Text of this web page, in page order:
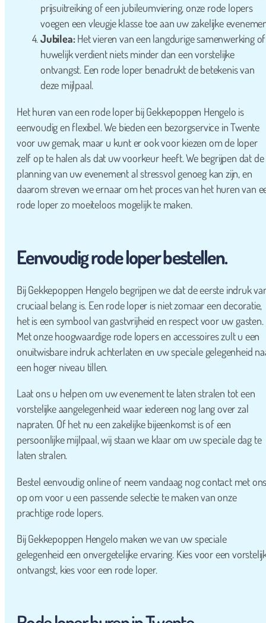
prijsuitreiking of een jubileumviering, onze rode lopers
voegen een vleugje klasse toe aan uw zakelijke
Jubilea:Het vieren van een langdurige samenwerking of
huwelijk verdient niets minder dan een vorstelijke
ontvangst. Een rode loper benadrukt de betekenis van
deze mijlpaal.
Het huren van een rode loper bij Gekkepoppen Hengelo is
eenvoudig en flexibel. We bieden een bezorgservice in Twente
voor uw gemak, maar u kunt er ook voor kiezen om de loper
zelf op te halen als dat uw voorkeur heeft. We begrijpen dat de
planning van uw evenement al stressvol genoeg kan zijn, en
daarom streven we ernaar om het proces van het huren van
rode loper zo moeiteloos mogelijk te maken.
Eenvoudig rode loper bestellen.
Bij Gekkepoppen Hengelo begrijpen we dat de eerste indruk
cruciaal belang is. Een rode loper is niet zomaar een decoratie,
het is een symbool van gastvrijheid en respect voor uw gasten.
Met onze hoogwaardige rode lopers en accessoires zult u een
onuitwisbare indruk achterlaten en uw speciale gelegenheid
een hoger niveau tillen.
Laat ons u helpen om uw evenement te laten stralen tot een
vorstelijke aangelegenheid waar iedereen nog lang over zal
napraten. Of het nu een zakelijke bijeenkomst is of een
persoonlijke mijlpaal, wij staan we klaar om uw speciale dag te
laten stralen.
Bestel eenvoudig online of neem vandaag nog contact met
op om voor u een passende selectie te maken van onze
prachtige rode lopers.
Bij Gekkepoppen Hengelo maken we van uw speciale
gelegenheid een onvergetelijke ervaring. Kies voor een
ontvangst, kies voor een rode loper.